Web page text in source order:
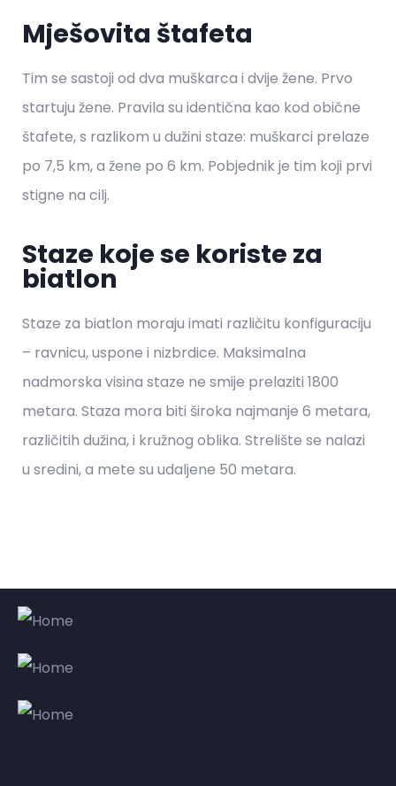
Mješovita štafeta
Tim se sastoji od dva muškarca i dvije žene. Prvo
startuju žene. Pravila su identična kao kod obične
štafete, s razlikom u dužini staze: muškarci prelaze
po 7,5 km, a žene po 6 km. Pobjednik je tim koji prvi
stigne na cilj.
Staze koje se koriste za
biatlon
Staze za biatlon moraju imati različitu konfiguraciju
– ravnicu, uspone i nizbrdice. Maksimalna
nadmorska visina staze ne smije prelaziti 1800
metara. Staza mora biti široka najmanje 6 metara,
različitih dužina, i kružnog oblika. Strelište se nalazi
u sredini, a mete su udaljene 50 metara.